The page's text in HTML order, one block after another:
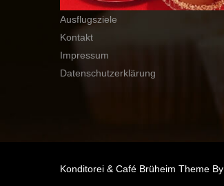
Ausflugsziele
Kontakt
Impressum
Datenschutzerklärung
Konditorei & Café Brüheim Theme By